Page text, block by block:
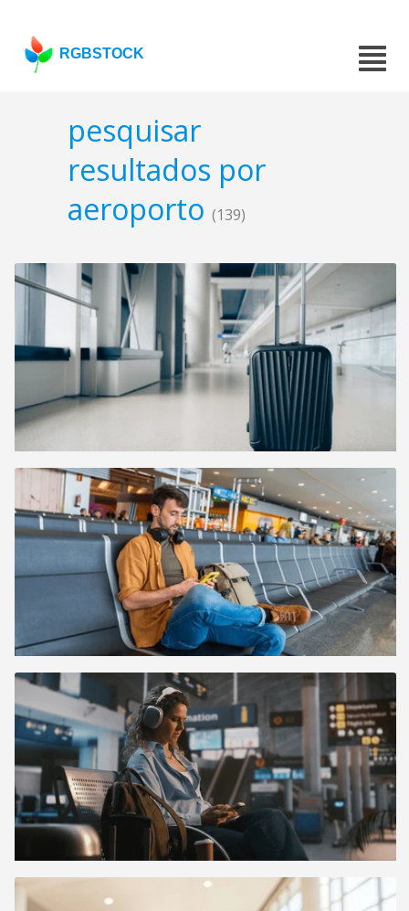
RGBSTOCK
pesquisar
resultados por
aeroporto (139)